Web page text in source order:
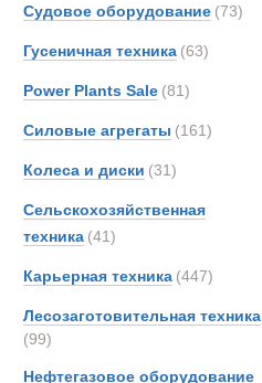
Судовое оборудование (73)
Гусеничная техника (63)
Power Plants Sale (81)
Силовые агрегаты (161)
Колеса и диски (31)
Сельскохозяйственная
техника (41)
Карьерная техника (447)
Лесозаготовительная техника
(99)
Нефтегазовое оборудование